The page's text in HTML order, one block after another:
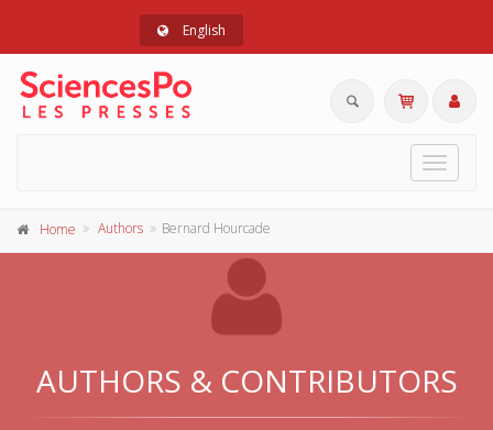
English
Toggle
Home Authors Bernard Hourcade
AUTHORS & CONTRIBUTORS